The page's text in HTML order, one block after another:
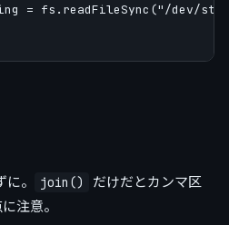
= fs.readFileSync("/dev/
。 join()
だけだとカンマ区
注意。